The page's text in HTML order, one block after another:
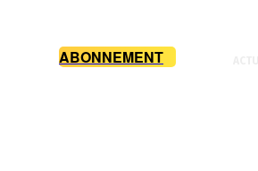
ABONNEMENT